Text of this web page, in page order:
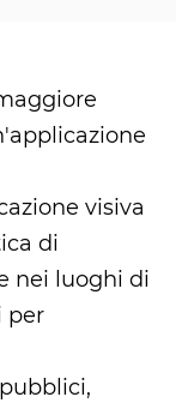
visiva
di
nei luoghi di
per